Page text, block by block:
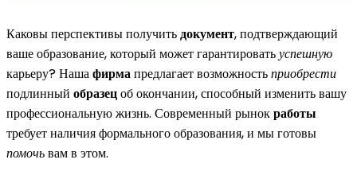
Каковы перспективы получитьдокумент, подтверждающий
ваше образование, который может гарантироватьуспешную
карьеру? Нашафирмапредлагает возможностьприобрести
подлинный образецоб окончании, способный изменить вашу
профессиональную жизнь. Современный рынокработы
требует наличия формального образования, и мы готовы
помочьвам в этом.